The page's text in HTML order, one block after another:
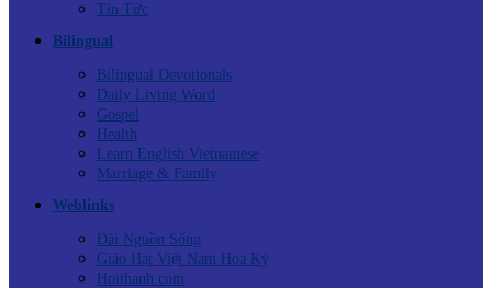
Tin Tức
Bilingual
Bilingual Devotionals
Daily Living Word
Gospel
Health
Learn English Vietnamese
Marriage & Family
Weblinks
Đài Nguồn Sống
Giáo Hạt Việt Nam Hoa Kỳ
Hoithanh.com